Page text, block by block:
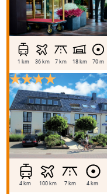
1 km 36 km 7 km 18 km 70 m
4 km 100 km 7 km 4 km